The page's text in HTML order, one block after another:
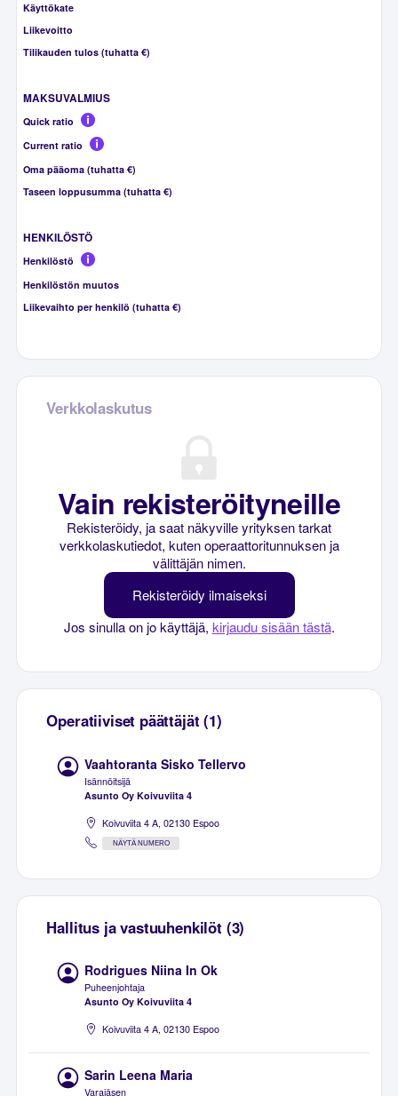
Käyttökate
Liikevoitto
Tilikauden tulos (tuhatta €)
MAKSUVALMIUS
Quick ratio
Current ratio
Oma pääoma (tuhatta €)
Taseen loppusumma (tuhatta €)
HENKILÖSTÖ
Henkilöstö
Henkilöstön muutos
Liikevaihto per henkilö (tuhatta €)
Verkkolaskutus
Vain rekisteröityneille
Rekisteröidy, ja saat näkyville yrityksen tarkat
verkkolaskutiedot, kuten operaattoritunnuksen ja
välittäjän nimen.
Rekisteröidy ilmaiseksi
Jos sinulla on jo käyttäjä, kirjaudu sisään tästä.
Operatiiviset päättäjät (1)
Vaahtoranta Sisko Tellervo
Isännöitsijä
Asunto Oy Koivuviita 4
Koivuviita 4 A, 02130 Espoo
NÄYTÄ NUMERO
Hallitus ja vastuuhenkilöt (3)
Rodrigues Niina In Ok
Puheenjohtaja
Asunto Oy Koivuviita 4
Koivuviita 4 A, 02130 Espoo
Sarin Leena Maria
Varajäsen